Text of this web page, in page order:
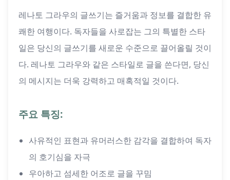
레나토 그라우의 글쓰기는 즐거움과 정보를 결합한 유
쾌한 여행이다. 독자들을 사로잡는 그의 특별한 스타
일은 당신의 글쓰기를 새로운 수준으로 끌어올릴 것이
다. 레나토 그라우와 같은 스타일로 글을 쓴다면, 당신
의 메시지는 더욱 강력하고 매혹적일 것이다.
주요 특징:
사유적인 표현과 유머러스한 감각을 결합하여 독자
의 호기심을 자극
우아하고 섬세한 어조로 글을 꾸밈